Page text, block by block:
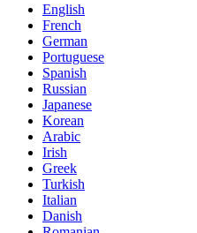
English
French
German
Portuguese
Spanish
Russian
Japanese
Korean
Arabic
Irish
Greek
Turkish
Italian
Danish